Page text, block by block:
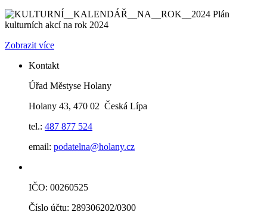
Plán
kulturních akcí na rok 2024
Zobrazit více
Kontakt
Úřad Městyse Holany
Holany 43, 470 02 Česká Lípa
tel.: 487 877 524
email: podatelna@holany.cz
IČO: 00260525
Číslo účtu: 289306202/0300